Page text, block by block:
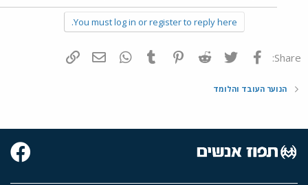
You must log in or register to reply here.
Share: פייסבוק Twitter
Reddit
Pinterest
Tumblr
WhatsAppדואר אלקטרוני
הנוער העובד והלומד